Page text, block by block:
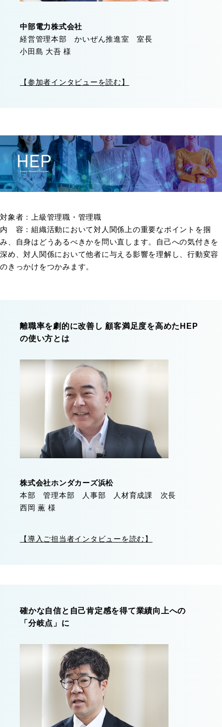
中部電力株式会社
経営管理本部 かいぜん推進室 室長
小田島 大吾 様
【参加者インタビューを読む】
対象者：上級管理職・管理職
内 容：組織活動において対人関係上の重要なポイントを掴
み、自身はどうあるべきかを問い直します。自己への気付きを
深め、対人関係において他者に与える影響を理解し、行動変容
のきっかけをつかみます。
離職率を劇的に改善し 顧客満足度を高めたHEP
の使い方とは
株式会社ホンダカーズ浜松
本部 管理本部 人事部 人材育成課 次長
西岡 薫 様
【導入ご担当者インタビューを読む】
確かな自信と自己肯定感を得て業績向上への
「分岐点」に